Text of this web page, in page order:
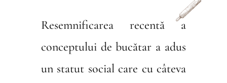
Resemnificarea recentă a
conceptului de bucătar a adus
un statut social care cu câteva